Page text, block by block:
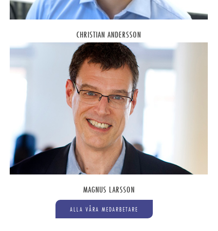
CHRISTIAN ANDERSSON
MAGNUS LARSSON
ALLA VÅRA MEDARBETARE